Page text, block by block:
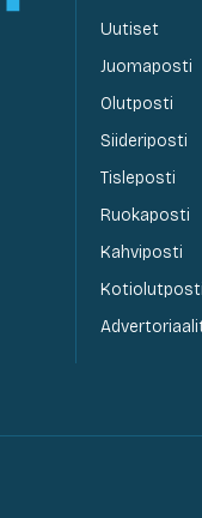
Uutiset
Juomaposti
Olutposti
Siideriposti
Tisleposti
Ruokaposti
Kahviposti
Kotiolutposti